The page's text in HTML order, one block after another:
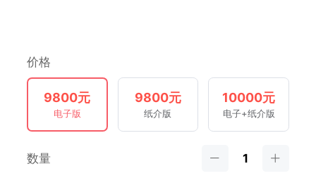
价格
9800元
电子版
9800元
纸介版
10000元
电子+纸介版
数量